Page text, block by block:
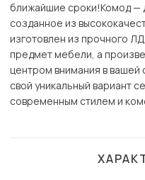
ближайшие сроки!Комод —
созданное из
изготовлен из прочного
предмет мебели, а
центром внимания в вашей
свой уникальный вариант
современным стилем и